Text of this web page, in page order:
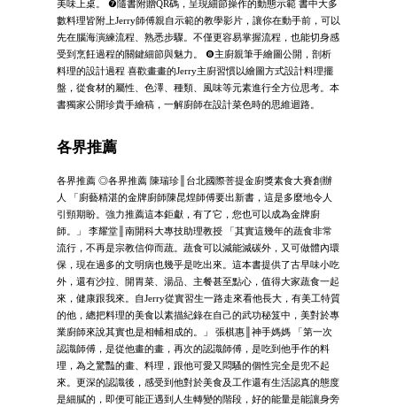
美味上桌。 ❼隨書附贈QR碼，呈現細節操作的動態示範 書中大多
數料理皆附上Jerry師傅親自示範的教學影片，讓你在動手前，可以
先在腦海演練流程、熟悉步驟。不僅更容易掌握流程，也能切身感
受到烹飪過程的關鍵細節與魅力。 ❽主廚親筆手繪圖公開，剖析
料理的設計過程 喜歡畫畫的Jerry主廚習慣以繪圖方式設計料理擺
盤，從食材的屬性、色澤、種類、風味等元素進行全方位思考。本
書獨家公開珍貴手繪稿，一解廚師在設計菜色時的思維迴路。
各界推薦
各界推薦 ◎各界推薦 陳瑞珍║台北國際菩提金廚獎素食大賽創辦
人 「廚藝精湛的金牌廚師陳昆煌師傅要出新書，這是多麼地令人
引頸期盼。強力推薦這本鉅獻，有了它，您也可以成為金牌廚
師。」 李耀堂║南開科大專技助理教授 「其實這幾年的蔬食非常
流行，不再是宗教信仰而蔬。蔬食可以減能減碳外，又可做體內環
保，現在過多的文明病也幾乎是吃出來。這本書提供了古早味小吃
外，還有沙拉、開胃菜、湯品、主餐甚至點心，值得大家蔬食一起
來，健康跟我來。自Jerry從實習生一路走來看他長大，有美工特質
的他，總把料理的美食以素描紀錄在自己的武功秘笈中，美對於專
業廚師來說其實也是相輔相成的。」 張棋惠║神手媽媽 「第一次
認識師傅，是從他畫的畫，再次的認識師傅，是吃到他手作的料
理，為之驚豔的畫、料理，跟他可愛又悶騷的個性完全是兜不起
來。更深的認識後，感受到他對於美食及工作還有生活認真的態度
是細膩的，即便可能正遇到人生轉變的階段，好的能量是能讓身旁